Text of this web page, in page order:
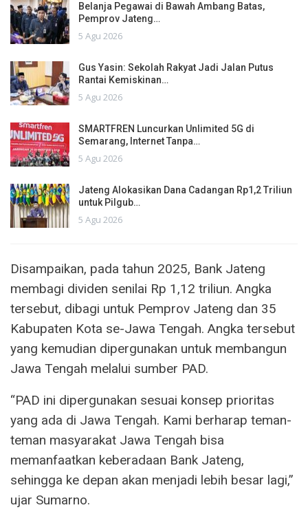
Belanja Pegawai di Bawah Ambang Batas,
Pemprov Jateng…
5 Agu 2026
Gus Yasin: Sekolah Rakyat Jadi Jalan Putus
Rantai Kemiskinan…
5 Agu 2026
SMARTFREN Luncurkan Unlimited 5G di
Semarang, Internet Tanpa…
5 Agu 2026
Jateng Alokasikan Dana Cadangan Rp1,2 Triliun
untuk Pilgub…
5 Agu 2026
Disampaikan, pada tahun 2025, Bank Jateng
membagi dividen senilai Rp 1,12 triliun. Angka
tersebut, dibagi untuk Pemprov Jateng dan 35
Kabupaten Kota se-Jawa Tengah. Angka tersebut
yang kemudian dipergunakan untuk membangun
Jawa Tengah melalui sumber PAD.
“PAD ini dipergunakan sesuai konsep prioritas
yang ada di Jawa Tengah. Kami berharap teman-
teman masyarakat Jawa Tengah bisa
memanfaatkan keberadaan Bank Jateng,
sehingga ke depan akan menjadi lebih besar lagi,”
ujar Sumarno.